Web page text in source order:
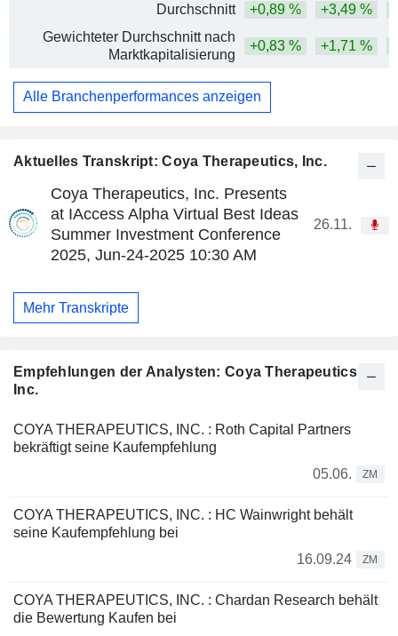
Aktuelles Transkript: Coya Therapeutics, Inc.
Coya Therapeutics, Inc. Presents
at IAccess Alpha Virtual Best Ideas
Summer Investment Conference
2025, Jun-24-2025 10:30 AM
26.11.
Mehr Transkripte
Empfehlungen der Analysten: Coya Therapeutics,
Inc.
COYA THERAPEUTICS, INC. : Roth Capital Partners
bekräftigt seine Kaufempfehlung
05.06.
ZM
COYA THERAPEUTICS, INC. : HC Wainwright behält
seine Kaufempfehlung bei
16.09.24
ZM
COYA THERAPEUTICS, INC. : Chardan Research behält
die Bewertung Kaufen bei
Durchschnitt
+0,89 % +3,49 %
Gewichteter Durchschnitt nach
Marktkapitalisierung
+0,83 % +1,71 %
Alle Branchenperformances anzeigen